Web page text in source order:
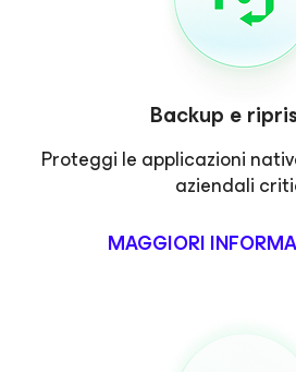
Backup e
Proteggi le applicazioni
aziendali
MAGGIORI